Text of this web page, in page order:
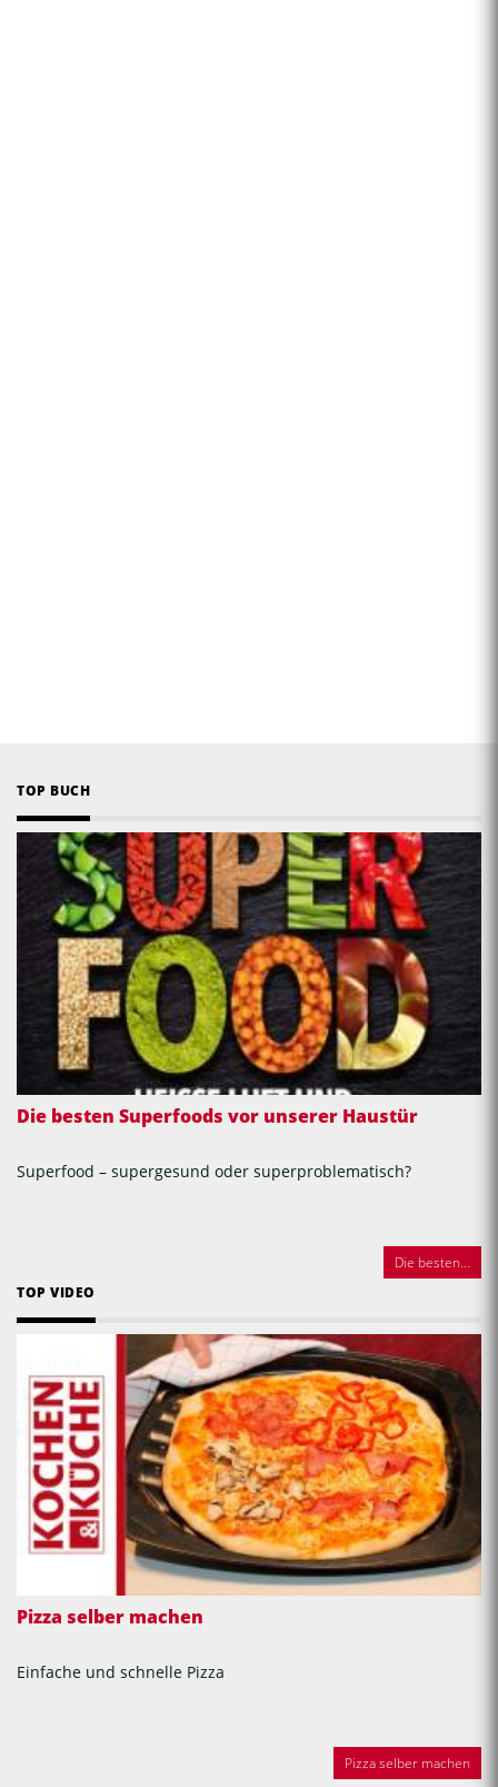
TOP BUCH
Die besten Superfoods vor unserer Haustür
Superfood – supergesund oder superproblematisch?
Die besten...
TOP VIDEO
Pizza selber machen
Einfache und schnelle Pizza
Pizza selber machen